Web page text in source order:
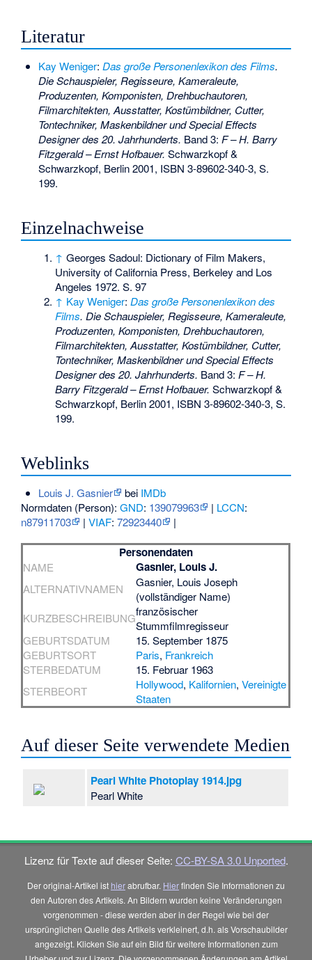
Literatur
Kay Weniger: Das große Personenlexikon des Films.
Die Schauspieler, Regisseure, Kameraleute,
Produzenten, Komponisten, Drehbuchautoren,
Filmarchitekten, Ausstatter, Kostümbildner, Cutter,
Tontechniker, Maskenbildner und Special Effects
Designer des 20. Jahrhunderts. Band 3: F – H. Barry
Fitzgerald – Ernst Hofbauer. Schwarzkopf &
Schwarzkopf, Berlin 2001, ISBN 3-89602-340-3, S.
199.
Einzelnachweise
↑ Georges Sadoul: Dictionary of Film Makers,
University of California Press, Berkeley and Los
Angeles 1972. S. 97
↑ Kay Weniger:Das große Personenlexikon des
Films. Die Schauspieler, Regisseure, Kameraleute,
Produzenten, Komponisten, Drehbuchautoren,
Filmarchitekten, Ausstatter, Kostümbildner, Cutter,
Tontechniker, Maskenbildner und Special Effects
Designer des 20. Jahrhunderts. Band 3: F – H.
Barry Fitzgerald – Ernst Hofbauer. Schwarzkopf &
Schwarzkopf, Berlin 2001, ISBN 3-89602-340-3, S.
199.
Weblinks
Louis J. Gasnier bei IMDb
Normdaten (Person):GND: 139079963 | LCCN:
n87911703
|VIAF:72923440 |
Personendaten
NAME Gasnier, Louis J.
ALTERNATIVNAMEN
Gasnier, Louis Joseph
(vollständiger Name)
KURZBESCHREIBUNGfranzösischer
Stummfilmregisseur
GEBURTSDATUM
15. September 1875
GEBURTSORT
Paris, Frankreich
STERBEDATUM
15. Februar 1963
STERBEORT
Hollywood, Kalifornien,Vereinigte
Staaten
Auf dieser Seite verwendete Medien
Pearl White Photoplay 1914.jpg
Pearl White
Lizenz für Texte auf dieser Seite: CC-BY-SA 3.0 Unported.
Der original-Artikel ist hierabrufbar. Hierfinden Sie Informationen zu
den Autoren des Artikels. An Bildern wurden keine Veränderungen
vorgenommen - diese werden aber in der Regel wie bei der
ursprünglichen Quelle des Artikels verkleinert, d.h. als Vorschaubilder
angezeigt. Klicken Sie auf ein Bild für weitere Informationen zum